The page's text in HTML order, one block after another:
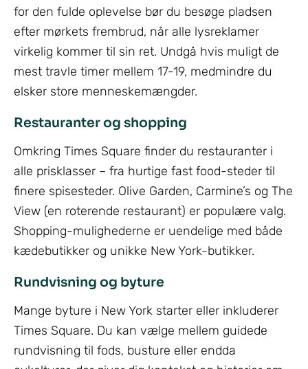
for den fulde oplevelse bør du besøge pladsen
efter mørkets frembrud, når alle lysreklamer
virkelig kommer til sin ret. Undgå hvis muligt de
mest travle timer mellem 17-19, medmindre du
elsker store menneskemængder.
Restauranter og shopping
Omkring Times Square finder du restauranter i
alle prisklasser – fra hurtige fast food-steder til
finere spisesteder. Olive Garden, Carmine’s og The
View (en roterende restaurant) er populære valg.
Shopping-mulighederne er uendelige med både
kædebutikker og unikke New York-butikker.
Rundvisning og byture
Mange byture i New York starter eller inkluderer
Times Square. Du kan vælge mellem guidede
rundvisning til fods, busture eller endda